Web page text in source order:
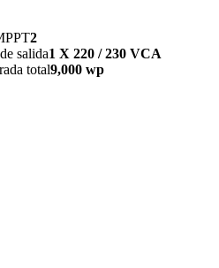
2
salida1 X 220 / 230 VCA
total9,000 wp